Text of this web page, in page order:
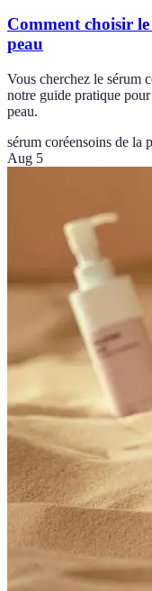
Comment choisir
peau
Vous cherchez le sérum
notre guide pratique
peau.
sérum coréensoins de la
Aug 5